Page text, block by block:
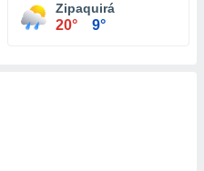
Zipaquirá
20° 9°